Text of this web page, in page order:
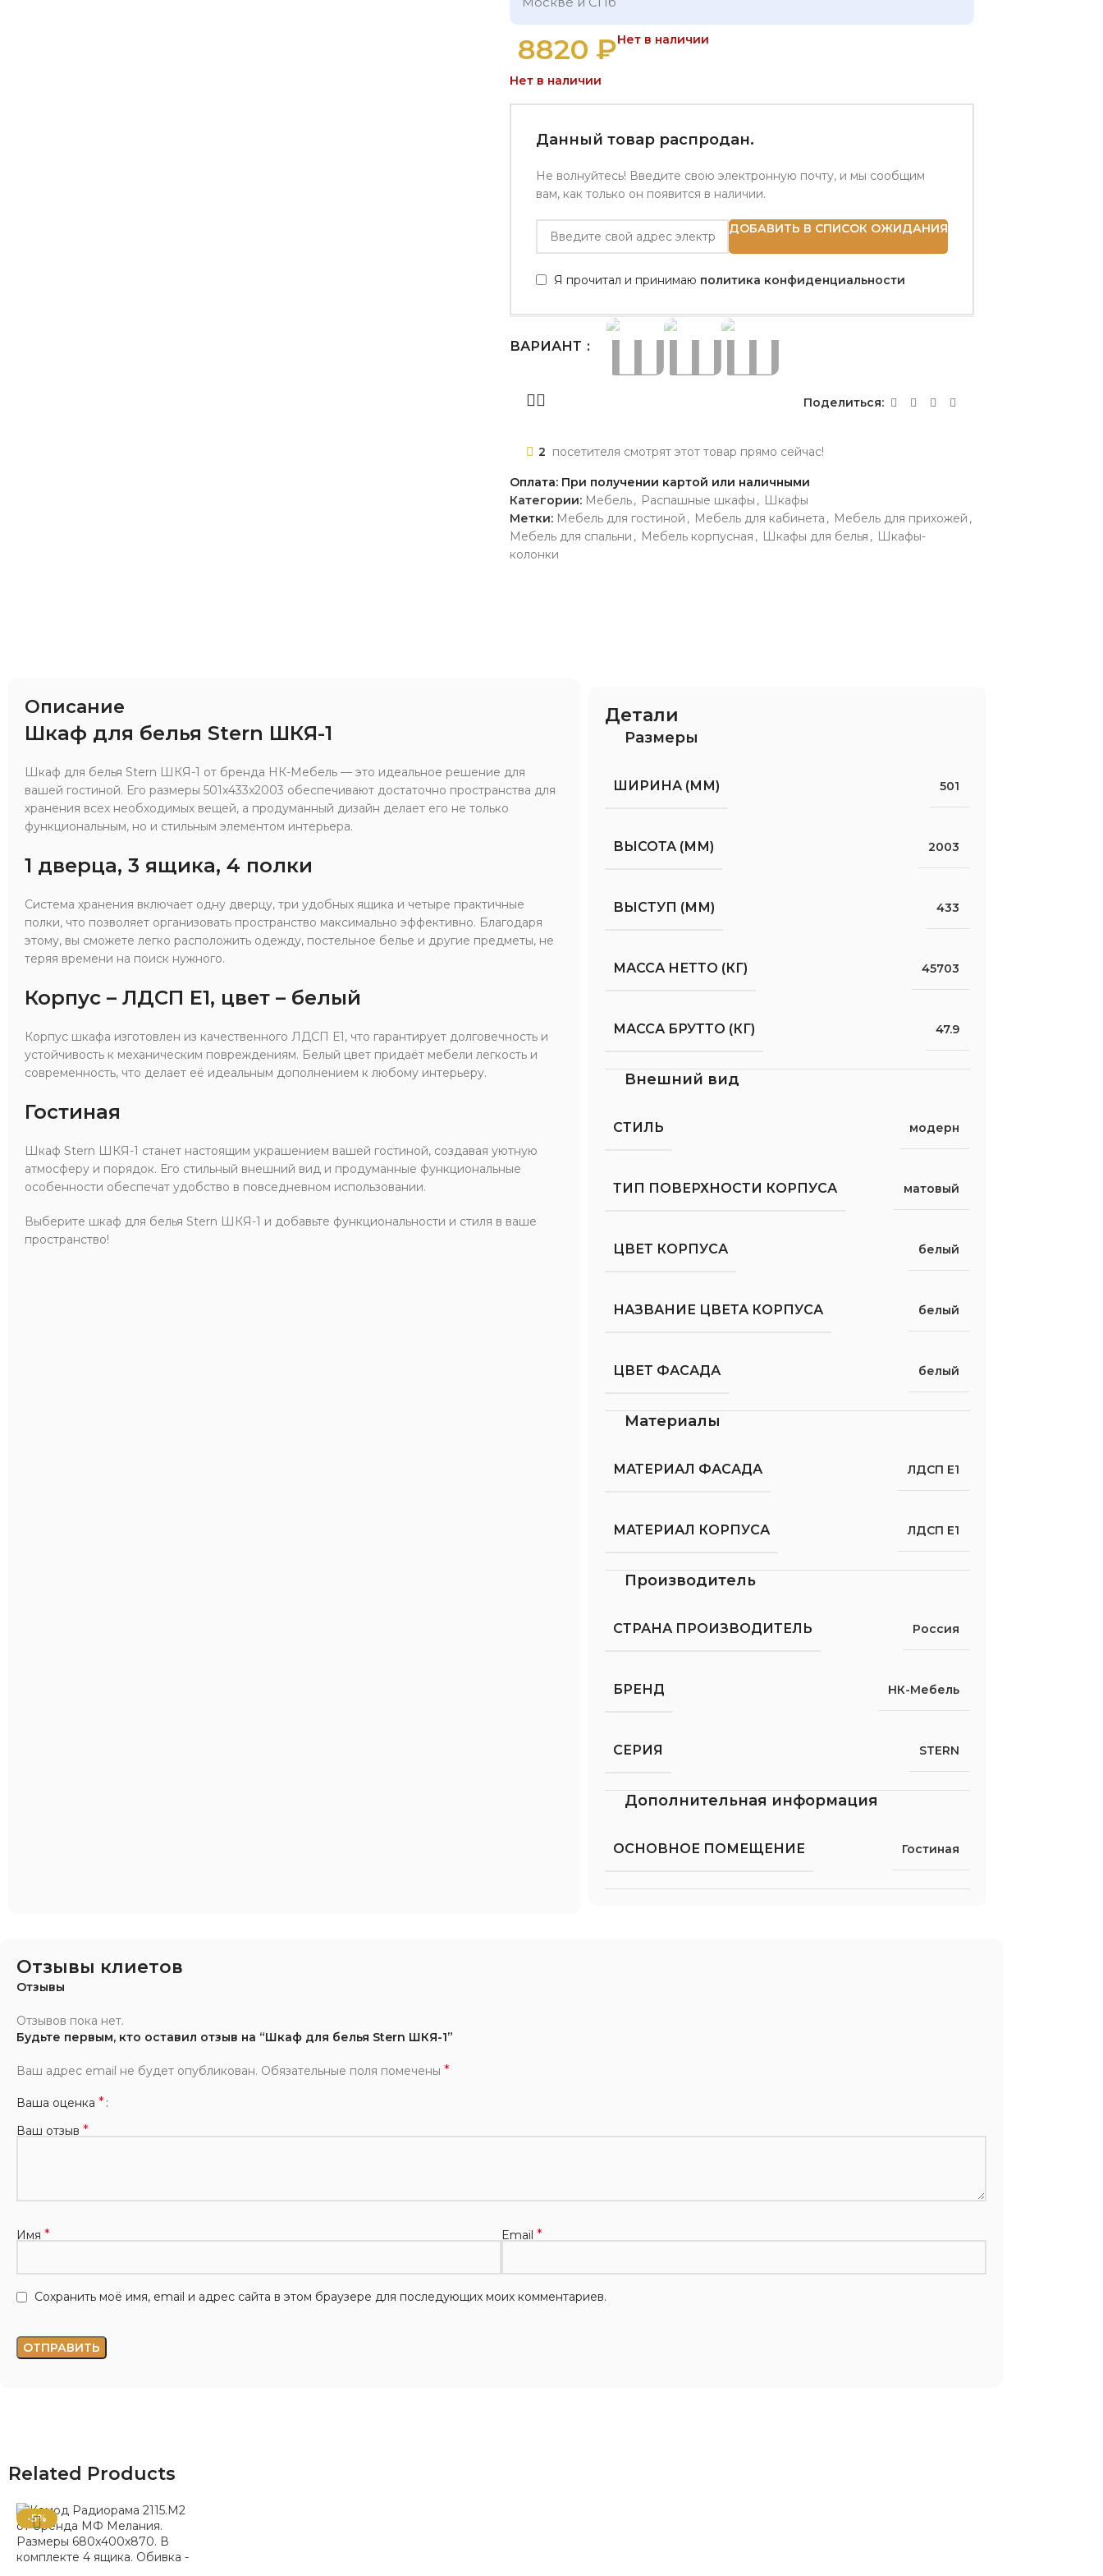
8820 ₽Нет в наличии
Нет в наличии
Данный товар распродан.
Не волнуйтесь! Введите свою электронную почту, и мы сообщим
вам, как только он появится в наличии.
ДОБАВИТЬ В СПИСОК ОЖИДАНИЯ
Я прочитал и принимаю политика конфиденциальности
ВАРИАНТ
Поделиться:
2 посетителя смотрят этот товар прямо сейчас!
Оплата: При получении картой или наличными
Категории: Мебель, Распашные шкафы , Шкафы
Метки: Мебель для гостиной , Мебель для кабинета , Мебель для прихожей ,
Мебель для спальни , Мебель корпусная , Шкафы для белья , Шкафы-
колонки
Описание
Шкаф для белья Stern ШКЯ-1
Шкаф для белья Stern ШКЯ-1 от бренда НК-Мебель — это идеальное решение для
вашей гостиной. Его размеры 501x433x2003 обеспечивают достаточно пространства для
хранения всех необходимых вещей, а продуманный дизайн делает его не только
функциональным, но и стильным элементом интерьера.
1 дверца, 3 ящика, 4 полки
Система хранения включает одну дверцу, три удобных ящика и четыре практичные
полки, что позволяет организовать пространство максимально эффективно. Благодаря
этому, вы сможете легко расположить одежду, постельное белье и другие предметы, не
теряя времени на поиск нужного.
Корпус – ЛДСП Е1, цвет – белый
Корпус шкафа изготовлен из качественного ЛДСП Е1, что гарантирует долговечность и
устойчивость к механическим повреждениям. Белый цвет придаёт мебели легкость и
современность, что делает её идеальным дополнением к любому интерьеру.
Гостиная
Шкаф Stern ШКЯ-1 станет настоящим украшением вашей гостиной, создавая уютную
атмосферу и порядок. Его стильный внешний вид и продуманные функциональные
особенности обеспечат удобство в повседневном использовании.
Выберите шкаф для белья Stern ШКЯ-1 и добавьте функциональности и стиля в ваше
пространство!
Детали
Размеры
ШИРИНА (ММ) 501
ВЫСОТА (ММ) 2003
ВЫСТУП (ММ) 433
МАССА НЕТТО (КГ) 45703
МАССА БРУТТО (КГ) 47.9
Внешний вид
СТИЛЬ модерн
ТИП ПОВЕРХНОСТИ КОРПУСА матовый
ЦВЕТ КОРПУСА белый
НАЗВАНИЕ ЦВЕТА КОРПУСА белый
ЦВЕТ ФАСАДА белый
Материалы
МАТЕРИАЛ ФАСАДА ЛДСП Е1
МАТЕРИАЛ КОРПУСА ЛДСП Е1
Производитель
СТРАНА ПРОИЗВОДИТЕЛЬ Россия
БРЕНД НК-Мебель
СЕРИЯ STERN
Дополнительная информация
ОСНОВНОЕ ПОМЕЩЕНИЕ Гостиная
Отзывы клиетов
Отзывы
Отзывов пока нет.
Будьте первым, кто оставил отзыв на “Шкаф для белья Stern ШКЯ-1”
Ваш адрес email не будет опубликован. Обязательные поля помечены *
Ваша оценка *
Ваш отзыв *
Имя * Email *
Сохранить моё имя, email и адрес сайта в этом браузере для последующих моих комментариев.
Related Products
-5%